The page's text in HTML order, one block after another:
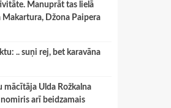
Manuprāt tas lielā
Džona Paipera
.. suņi rej, bet karavāna
mācītāja Ulda Rožkalna
arī beidzamais